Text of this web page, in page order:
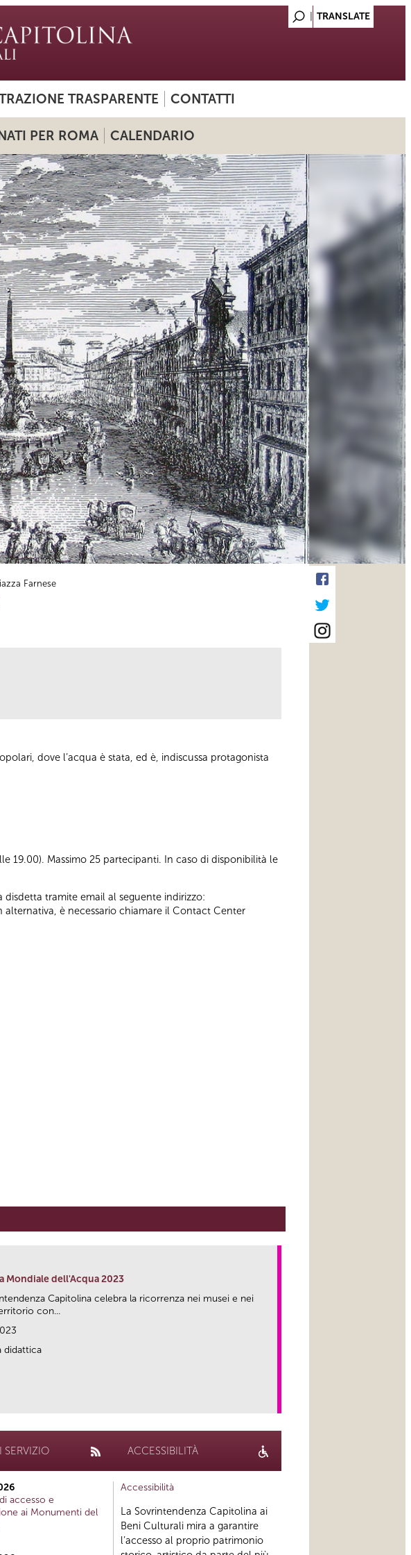
TRASPARENTE CONTATTI
PER ROMA CALENDARIO
Farnese
dove l’acqua è stata, ed è, indiscussa protagonista
Massimo 25 partecipanti. In caso di disponibilità le
tramite email al seguente indirizzo:
è necessario chiamare il Contact Center
Mondiale dell'Acqua 2023
Capitolina celebra la ricorrenza nei musei e nei
con...
didattica
SERVIZIO
accesso e
ai Monumenti del
ACCESSIBILITÀ
Accessibilità
La Sovrintendenza Capitolina ai
Beni Culturali mira a garantire
l’accesso al proprio patrimonio